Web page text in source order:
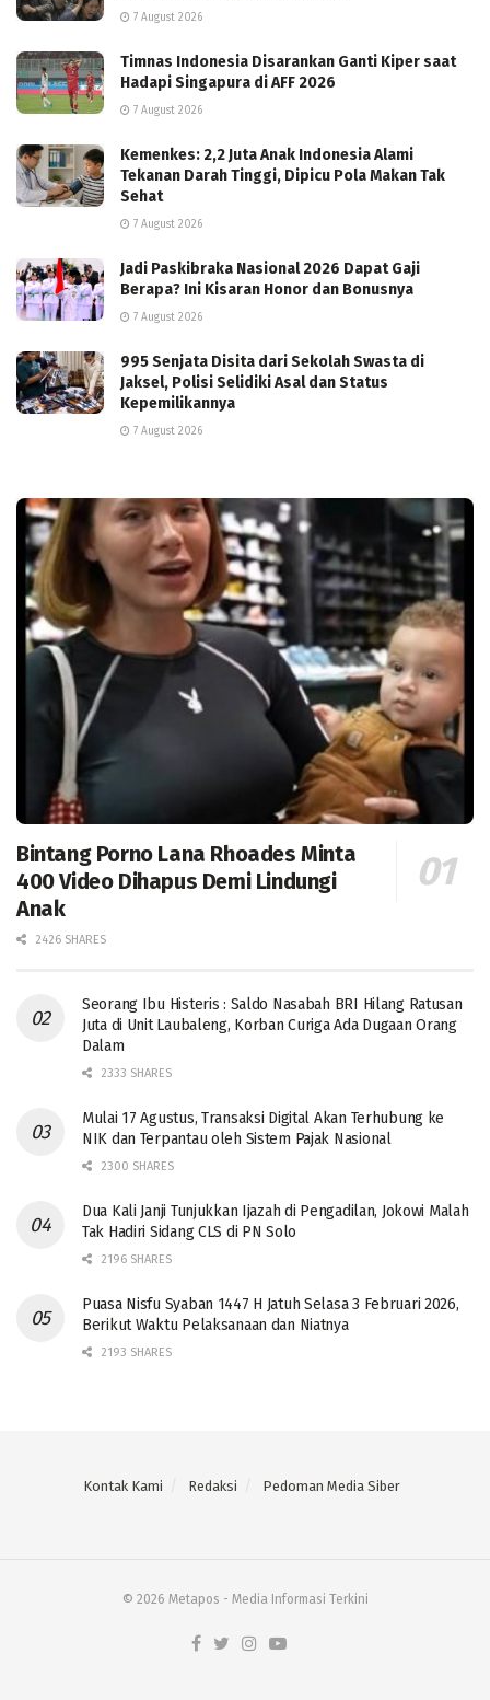
7 August 2026
Timnas Indonesia Disarankan Ganti Kiper saat
Hadapi Singapura di AFF 2026
7 August 2026
Kemenkes: 2,2 Juta Anak Indonesia Alami
Tekanan Darah Tinggi, Dipicu Pola Makan Tak
Sehat
7 August 2026
Jadi Paskibraka Nasional 2026 Dapat Gaji
Berapa? Ini Kisaran Honor dan Bonusnya
7 August 2026
995 Senjata Disita dari Sekolah Swasta di
Jaksel, Polisi Selidiki Asal dan Status
Kepemilikannya
7 August 2026
Bintang Porno Lana Rhoades Minta
400 Video Dihapus Demi Lindungi
Anak
2426 SHARES
Seorang Ibu Histeris : Saldo Nasabah BRI Hilang Ratusan
Juta di Unit Laubaleng, Korban Curiga Ada Dugaan Orang
Dalam
2333 SHARES
Mulai 17 Agustus, Transaksi Digital Akan Terhubung ke
NIK dan Terpantau oleh Sistem Pajak Nasional
2300 SHARES
Dua Kali Janji Tunjukkan Ijazah di Pengadilan, Jokowi Malah
Tak Hadiri Sidang CLS di PN Solo
2196 SHARES
Puasa Nisfu Syaban 1447 H Jatuh Selasa 3 Februari 2026,
Berikut Waktu Pelaksanaan dan Niatnya
2193 SHARES
Kontak Kami Redaksi Pedoman Media Siber
© 2026 Metapos - Media Informasi Terkini